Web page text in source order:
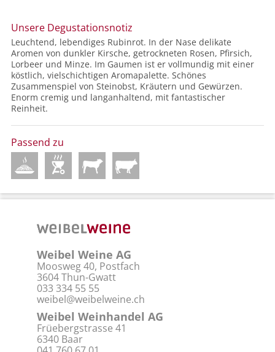
Unsere Degustationsnotiz
Leuchtend, lebendiges Rubinrot. In der Nase delikate
Aromen von dunkler Kirsche, getrockneten Rosen, Pfirsich,
Lorbeer und Minze. Im Gaumen ist er vollmundig mit einer
köstlich, vielschichtigen Aromapalette. Schönes
Zusammenspiel von Steinobst, Kräutern und Gewürzen.
Enorm cremig und langanhaltend, mit fantastischer
Reinheit.
Passend zu
Weibel Weine AG
Moosweg 40, Postfach
3604 Thun-Gwatt
033 334 55 55
weibel@weibelweine.ch
Weibel Weinhandel AG
Früebergstrasse 41
6340 Baar